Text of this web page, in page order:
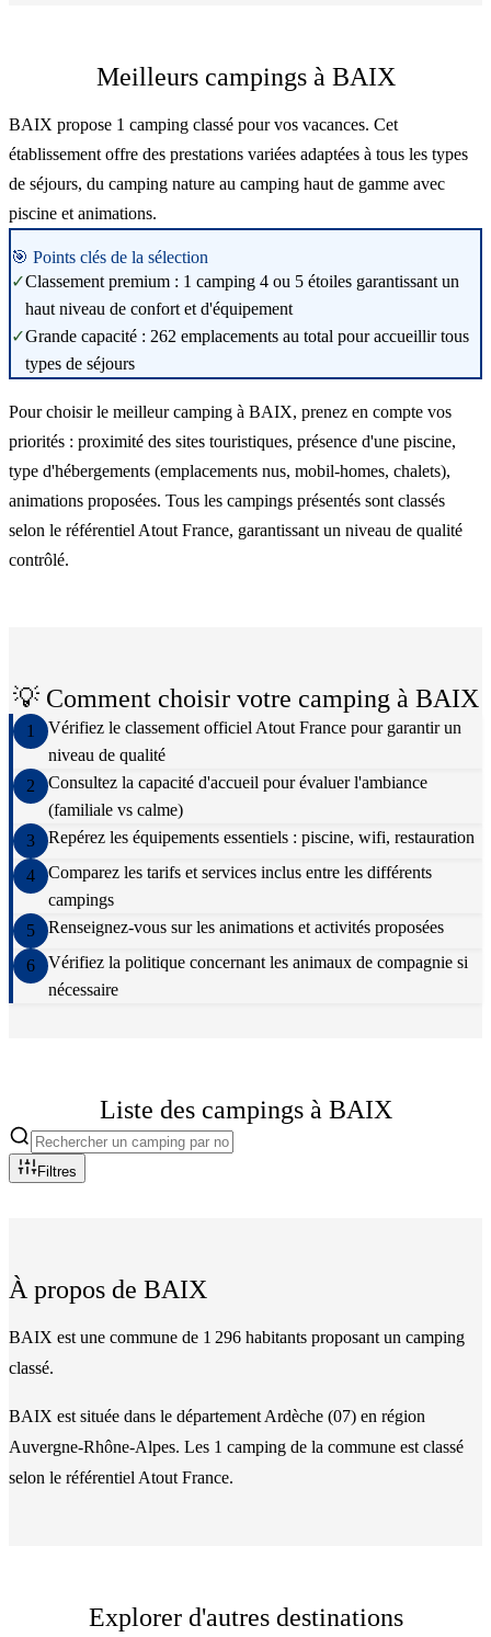
Meilleurs campings à BAIX
BAIX propose 1 camping classé pour vos vacances. Cet
établissement offre des prestations variées adaptées à tous les types
de séjours, du camping nature au camping haut de gamme avec
piscine et animations.
🎯 Points clés de la sélection
✓Classement premium : 1 camping 4 ou 5 étoiles garantissant un
haut niveau de confort et d'équipement
✓Grande capacité : 262 emplacements au total pour accueillir tous
types de séjours
Pour choisir le meilleur camping à BAIX, prenez en compte vos
priorités : proximité des sites touristiques, présence d'une piscine,
type d'hébergements (emplacements nus, mobil-homes, chalets),
animations proposées. Tous les campings présentés sont classés
selon le référentiel Atout France, garantissant un niveau de qualité
contrôlé.
💡 Comment choisir votre camping à BAIX
1
Vérifiez le classement officiel Atout France pour garantir un
niveau de qualité
2
Consultez la capacité d'accueil pour évaluer l'ambiance
(familiale vs calme)
3
Repérez les équipements essentiels : piscine, wifi, restauration
4
Comparez les tarifs et services inclus entre les différents
campings
5
Renseignez-vous sur les animations et activités proposées
6
Vérifiez la politique concernant les animaux de compagnie si
nécessaire
Liste des campings à BAIX
Filtres
À propos de BAIX
BAIX est une commune de 1 296 habitants proposant un camping
classé.
BAIX est située dans le département Ardèche (07) en région
Auvergne-Rhône-Alpes. Les 1 camping de la commune est classé
selon le référentiel Atout France.
Explorer d'autres destinations